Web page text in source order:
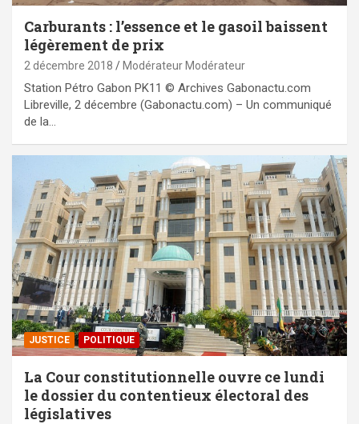
Carburants : l’essence et le gasoil baissent
légèrement de prix
2 décembre 2018 Modérateur Modérateur
Station Pétro Gabon PK11 © Archives Gabonactu.com
Libreville, 2 décembre (Gabonactu.com) – Un communiqué
de la…
JUSTICE POLITIQUE
La Cour constitutionnelle ouvre ce lundi
le dossier du contentieux électoral des
législatives